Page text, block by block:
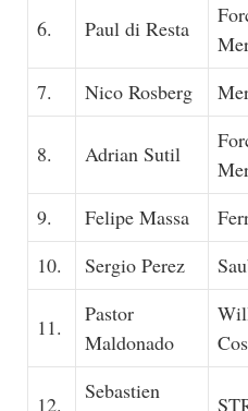
6. Paul di Resta
7.
Nico Rosberg
8. Adrian Sutil
9. Felipe Massa
10.
Sergio Perez
11.
Pastor
Maldonado
12.
Sebastien